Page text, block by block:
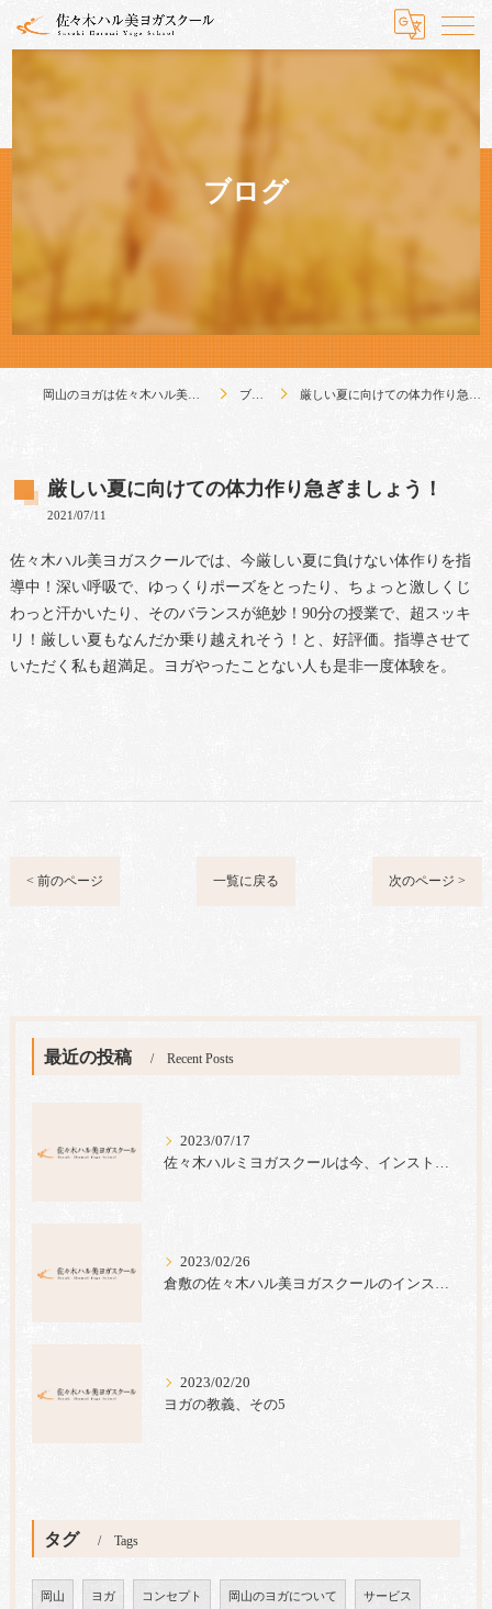
ブログ
岡山のヨガは佐々木ハル美ヨガスクール ブログ 厳しい夏に向けての体力作り急ぎましょう！
厳しい夏に向けての体力作り急ぎましょう！
2021/07/11
佐々木ハル美ヨガスクールでは、今厳しい夏に負けない体作りを指
導中！深い呼吸で、ゆっくりポーズをとったり、ちょっと激しくじ
わっと汗かいたり、そのバランスが絶妙！90分の授業で、超スッキ
リ！厳しい夏もなんだか乗り越えれそう！と、好評価。指導させて
いただく私も超満足。ヨガやったことない人も是非一度体験を。
< 前のページ 一覧に戻る 次のページ >
最近の投稿 Recent Posts
2023/07/17
佐々木ハルミヨガスクールは今、インストラクター養成コース生の募集キャンペーンを実施中です。
2023/02/26
倉敷の佐々木ハル美ヨガスクールのインストラクター養成コースでは心のヨガ＝ラジャヨガを指導しています。
2023/02/20
ヨガの教義、その5
タグ Tags
岡山 ヨガ コンセプト 岡山のヨガについて サービス